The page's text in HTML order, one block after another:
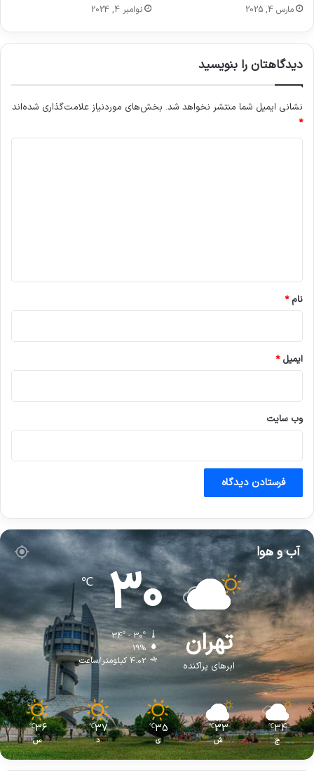
مارس 4, 2025 نوامبر 4, 2024
دیدگاهتان را بنویسید
نشانی ایمیل شما منتشر نخواهد شد. بخش‌های موردنیاز علامت‌گذاری شده‌اند
*
نام*
ایمیل*
وب‌ سایت
آب و هوا
تهران
ابرهای پراکنده
30
℃
34º - 30º
19%
4.02 کیلومتر/ساعت
34
℃
ج
33
℃
ش
35
℃
ی
37
℃
د
36
℃
س